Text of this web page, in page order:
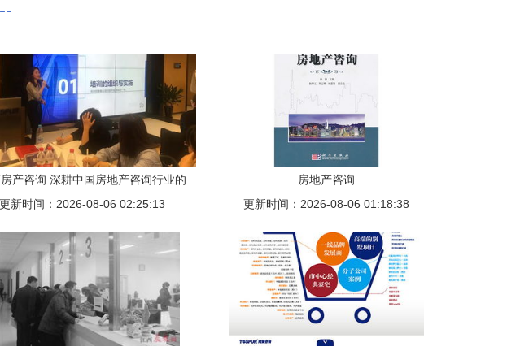
产咨询 深耕中国房地产咨询行业的
策略与价值
更新时间：2026-08-06 02:25:13
房地产咨询
更新时间：2026-08-06 01:18:38